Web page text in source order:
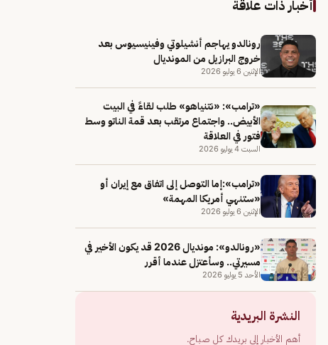
أخبار ذات علاقة
رونالدو يهاجم أنشيلوتي وفينيسيوس بعد
خروج البرازيل من المونديال
الإثنين 6 يوليو 2026
«ترامب»: «نتنياهو» طلب لقاءً في البيت
الأبيض.. واجتماع مرتقب بعد قمة الناتو وسط
فتور في العلاقة
السبت 4 يوليو 2026
«ترامب»:إما التوصل إلى اتفاق مع إيران أو
«ستنهي أمريكا المهمة»
الإثنين 6 يوليو 2026
«رونالدو»: مونديال 2026 قد يكون الأخير في
مسيرتي.. وسأعتزل عندما أقرر
الأحد 5 يوليو 2026
النشرة البريدية
أهم الأخبار إلى بريدك كل صباح.